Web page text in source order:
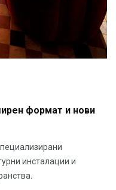
формат и нови
инсталации и